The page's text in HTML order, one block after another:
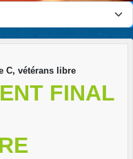
C, vétérans libre
FINAL